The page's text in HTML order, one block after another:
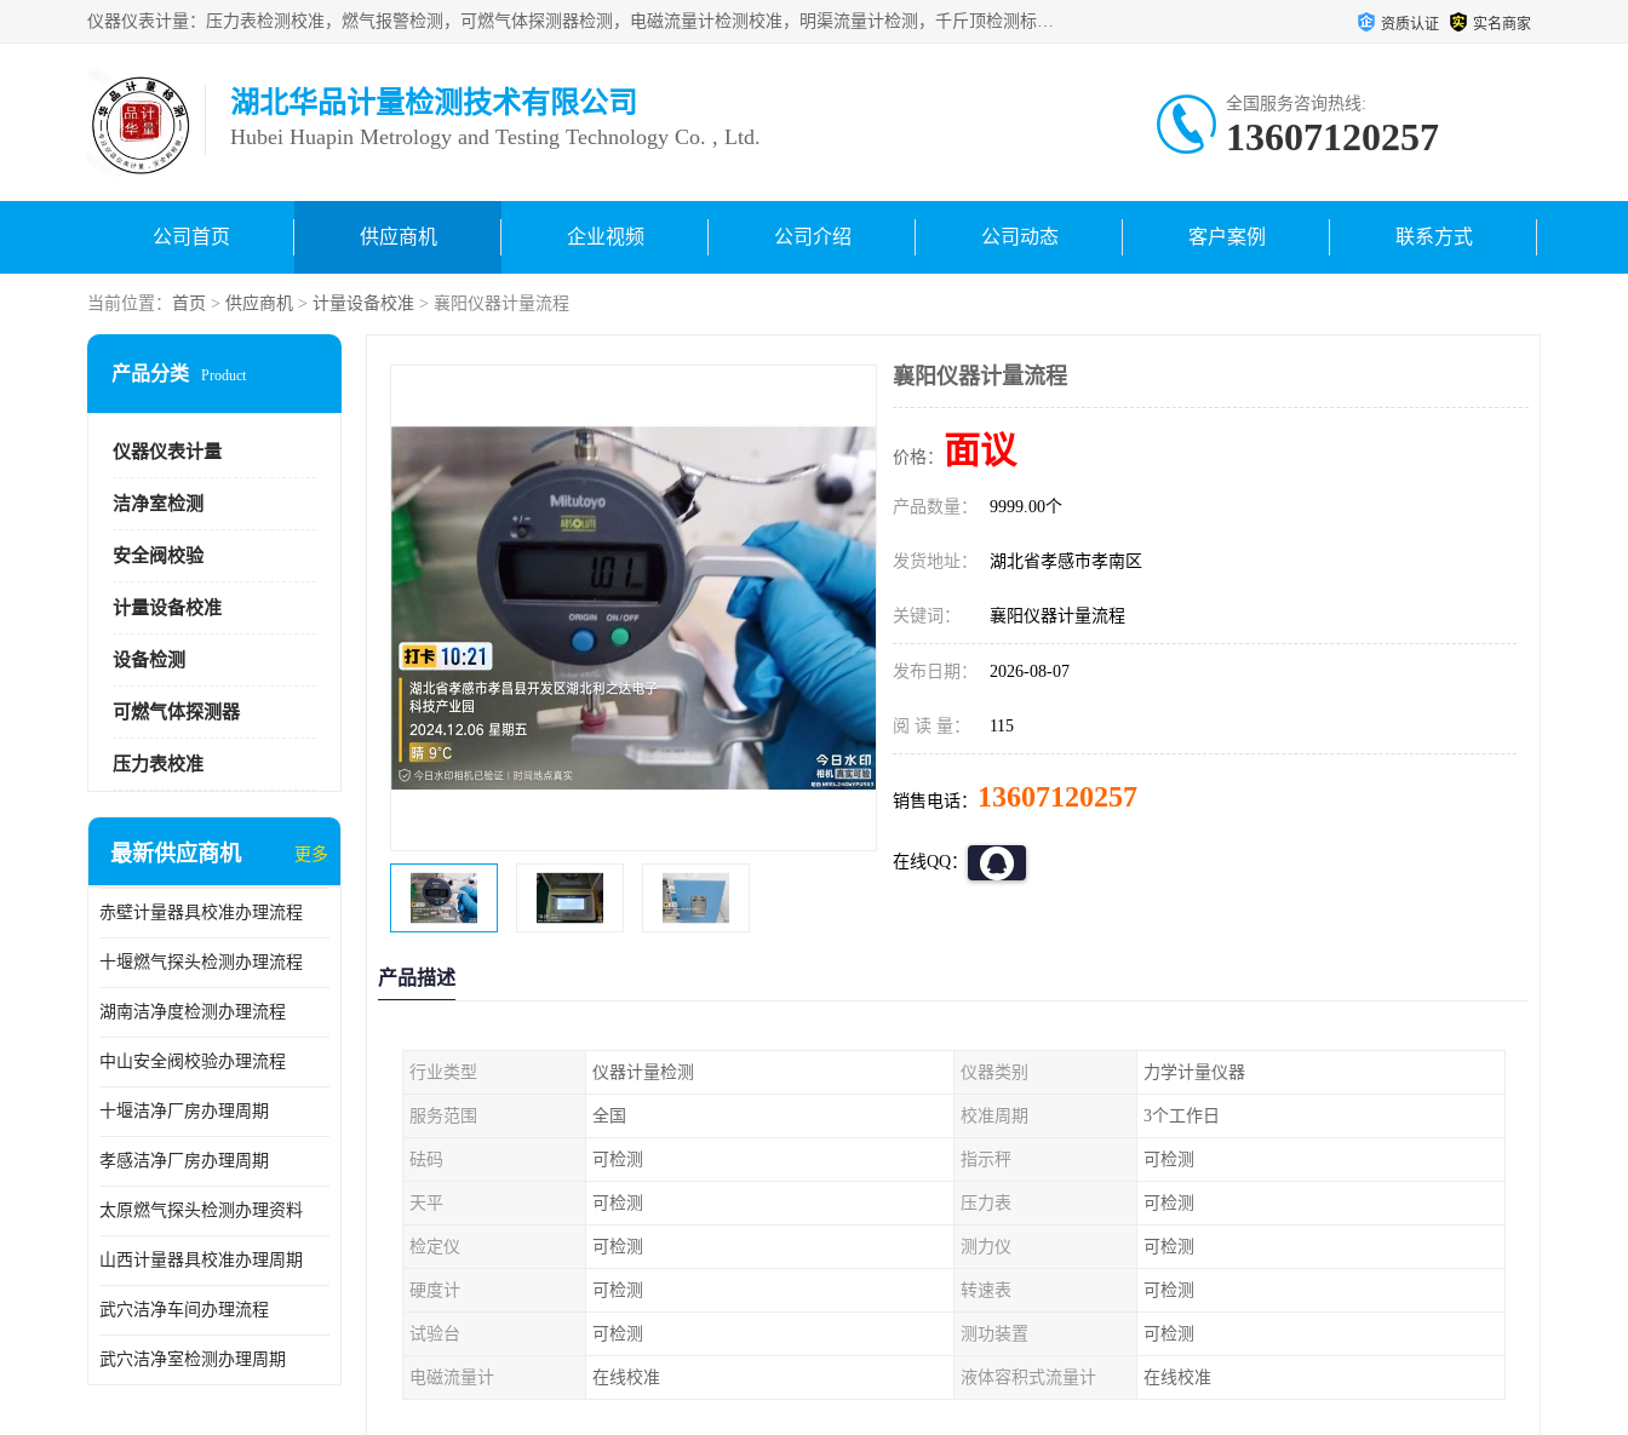
仪器仪表计量：压力表检测校准，燃气报警检测，可燃气体探测器检测，电磁流量计检测校准，明渠流量计检测，千斤顶检测标定，仪器校准，量具校准，仪表检测，仪器检测，计量设备校准；洁净室检测：洁净度检测，洁净厂房检测，无尘洁净室检测，悬浮粒子检测，*过滤器检测；安全阀校验：安全阀校验，安全阀检验，安全阀检测，安全阀年检，安全阀校正，安全阀校准； 资质认证 实名商家
湖北华品计量检测技术有限公司
Hubei Huapin Metrology and Testing Technology Co. , Ltd.
全国服务咨询热线:
13607120257
公司首页 供应商机 企业视频 公司介绍 公司动态 客户案例 联系方式
当前位置： 首页 > 供应商机 > 计量设备校准 > 襄阳仪器计量流程
产品分类 Product
仪器仪表计量
洁净室检测
安全阀校验
计量设备校准
设备检测
可燃气体探测器
压力表校准
最新供应商机 更多
赤壁计量器具校准办理流程
十堰燃气探头检测办理流程
湖南洁净度检测办理流程
中山安全阀校验办理流程
十堰洁净厂房办理周期
孝感洁净厂房办理周期
太原燃气探头检测办理资料
山西计量器具校准办理周期
武穴洁净车间办理流程
武穴洁净室检测办理周期
襄阳仪器计量流程
价格： 面议
产品数量： 9999.00个
发货地址： 湖北省孝感市孝南区
关键词： 襄阳仪器计量流程
发布日期： 2026-08-07
阅 读 量： 115
销售电话： 13607120257
在线QQ：
产品描述
行业类型 仪器计量检测 仪器类别 力学计量仪器
服务范围 全国 校准周期 3个工作日
砝码 可检测 指示秤 可检测
天平 可检测 压力表 可检测
检定仪 可检测 测力仪 可检测
硬度计 可检测 转速表 可检测
试验台 可检测 测功装置 可检测
电磁流量计 在线校准 液体容积式流量计 在线校准